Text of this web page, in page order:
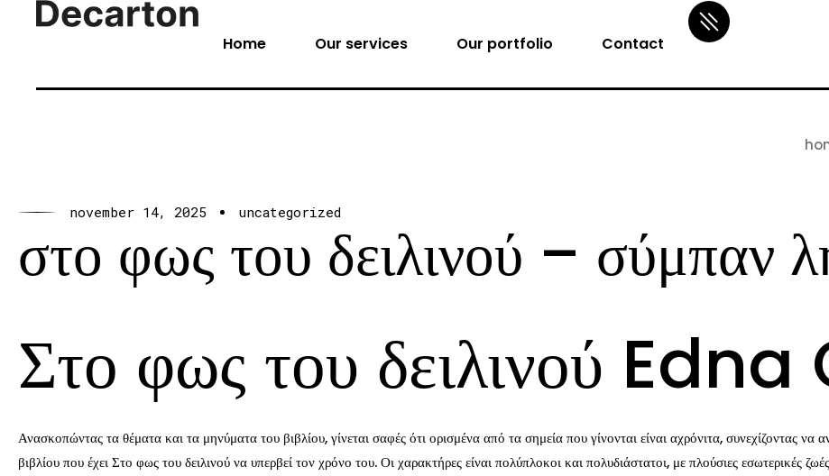
Home Our services Our portfolio Contact
november 14, 2025 uncategorized
στο φως του δειλινού – σύμπαν
Στο φως του δειλινού
Ανασκοπώντας τα θέματα και τα μηνύματα του βιβλίου, γίνεται σαφές ότι ορισμένα από τα σημεία που γίνονται είναι αχρόνιτα, συνεχίζοντας
βιβλίου που έχει Στο φως του δειλινού να υπερβεί τον χρόνο του. Οι χαρακτήρες είναι πολύπλοκοι και πολυδιάστατοι, με πλούσιες εσωτερικές